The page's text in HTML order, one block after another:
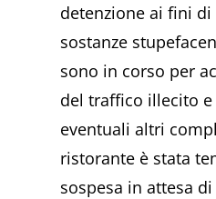
detenzione ai fini di
sostanze
sono in corso per
del traffico illecito
eventuali altri
ristorante è stata
sospesa in attesa